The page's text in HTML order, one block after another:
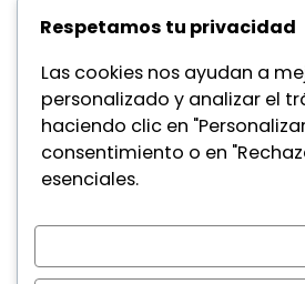
Respetamos tu privacidad
Las cookies nos ayudan a
personalizado y analizar el
haciendo clic en
consentimiento o en
esenciales.